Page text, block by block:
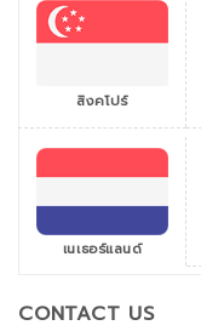
สิงคโปร์
เนเธอร์แลนด์
CONTACT US